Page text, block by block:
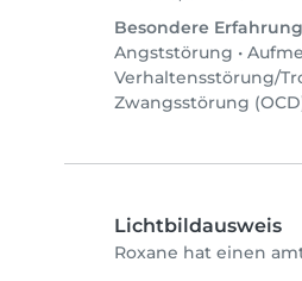
Besondere Erfahrung
Angststörung •
Verhaltensstörung/
Zwangsstörung
Lichtbildausweis
Roxane hat einen